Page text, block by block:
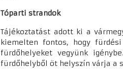
Tóparti strandok
Tájékoztatást adott ki a
kiemelten fontos, hogy
fürdőhelyeket vegyünk
fürdőhelyből öt helyszín várja a